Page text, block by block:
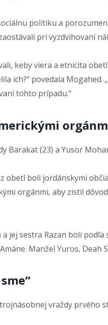
politiku a
pri vyzdvihovaní
keby viera a etnicita
ich?“ povedala
tohto prípadu.“
Barakat (23) a Yusor
obetí boli jordánskymi
orgánmi, aby zistil
jej sestra Razan boli
Manžel Yuros, Deah
vraždy prvého